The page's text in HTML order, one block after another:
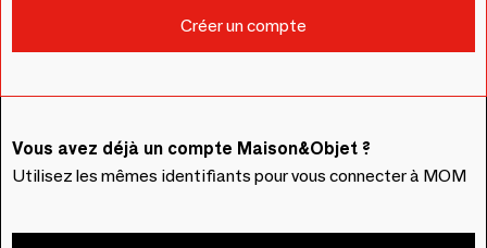
Vous avez déjà un compte Maison&Objet ?
Utilisez les mêmes identifiants pour vous connecter à MOM